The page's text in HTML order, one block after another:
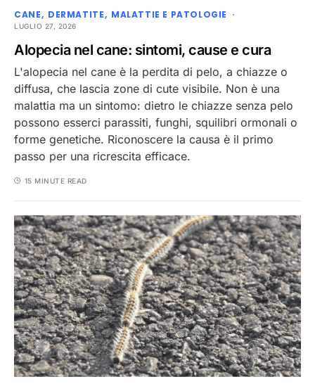
CANE DERMATITE MALATTIE E PATOLOGIE
LUGLIO 27, 2026
Alopecia nel cane: sintomi, cause e cura
L'alopecia nel cane è la perdita di pelo, a chiazze o
diffusa, che lascia zone di cute visibile. Non è una
malattia ma un sintomo: dietro le chiazze senza pelo
possono esserci parassiti, funghi, squilibri ormonali o
forme genetiche. Riconoscere la causa è il primo
passo per una ricrescita efficace.
15 MINUTE READ